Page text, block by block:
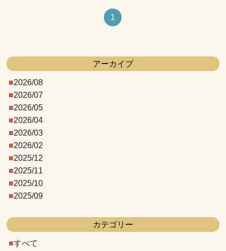
1
アーカイブ
2026/08
2026/07
2026/05
2026/04
2026/03
2026/02
2025/12
2025/11
2025/10
2025/09
カテゴリー
すべて